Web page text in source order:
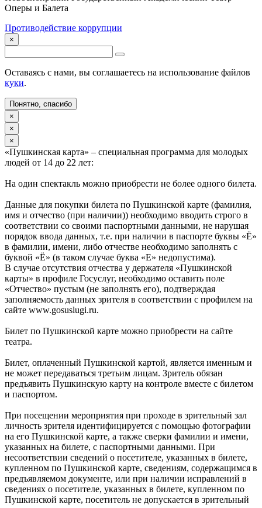
Оперы и Балета
Противодействие коррупции
×
Оставаясь с нами, вы соглашаетесь на использование файлов
куки.
Понятно, спасибо
×
×
×
«Пушкинская карта» – специальная программа для молодых
людей от 14 до 22 лет:
На один спектакль можно приобрести не более одного билета.
Данные для покупки билета по Пушкинской карте (фамилия,
имя и отчество (при наличии)) необходимо вводить строго в
соответствии со своими паспортными данными, не нарушая
порядок ввода данных, т.е. при наличии в паспорте буквы «Ё»
в фамилии, имени, либо отчестве необходимо заполнять с
буквой «Ё» (в таком случае буква «Е» недопустима).
В случае отсутствия отчества у держателя «Пушкинской
карты» в профиле Госуслуг, необходимо оставить поле
«Отчество» пустым (не заполнять его), подтверждая
заполняемость данных зрителя в соответствии с профилем на
сайте www.gosuslugi.ru.
Билет по Пушкинской карте можно приобрести на сайте
театра.
Билет, оплаченный Пушкинской картой, является именным и
не может передаваться третьим лицам. Зритель обязан
предъявить Пушкинскую карту на контроле вместе с билетом
и паспортом.
При посещении мероприятия при проходе в зрительный зал
личность зрителя идентифицируется с помощью фотографии
на его Пушкинской карте, а также сверки фамилии и имени,
указанных на билете, с паспортными данными. При
несоответствии сведений о посетителе, указанных в билете,
купленном по Пушкинской карте, сведениям, содержащимся в
предъявляемом документе, или при наличии исправлений в
сведениях о посетителе, указанных в билете, купленном по
Пушкинской карте, посетитель не допускается в зрительный